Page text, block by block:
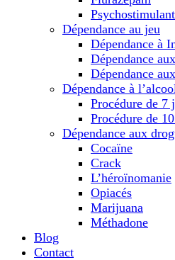
Dépendance au jeu
Dépendance à
Dépendance
Dépendance
Dépendance à
Procédure de 7
Procédure de
Dépendance aux
Cocaïne
Crack
L’héroïnomanie
Opiacés
Marijuana
Méthadone
Blog
Contact